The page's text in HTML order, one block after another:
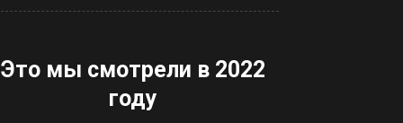
Это мы смотрели в 2022
году